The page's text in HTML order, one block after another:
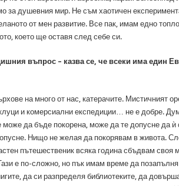
за душевния мир. Не съм хаотичен
от мен развитие. Все пак, имам едно
което ще оставя след себе си.
въпрос – казва се, че всеки има един
на много от нас, катерачите. Мистичният
и комерсиални експедиции… не е добре.
може да бъде покорена, може да те допусне да
Нищо не желая да покорявам в живота.
пътешественик всяка година сбъдвам своя
е по-сложно, но пък имам време да
да си разпределя библиотеките, да